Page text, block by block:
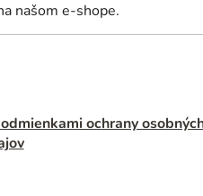
našom e-shope.
ochrany